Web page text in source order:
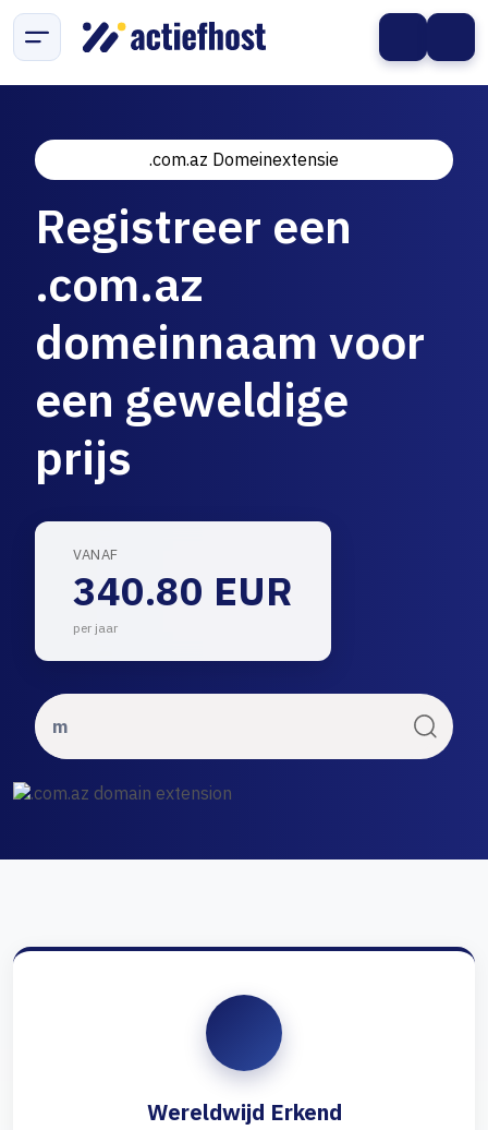
.com.az Domeinextensie
Registreer een
.com.az
domeinnaam voor
een geweldige
prijs
VANAF
340.80 EUR
per jaar
Wereldwijd Erkend